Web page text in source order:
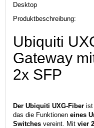
Desktop
Produktbeschreibung:
Ubiquiti
Gateway
2x SFP
Der Ubiquiti UXG-Fiber ist
das die Funktionen eines
Switches vereint. Mit vier